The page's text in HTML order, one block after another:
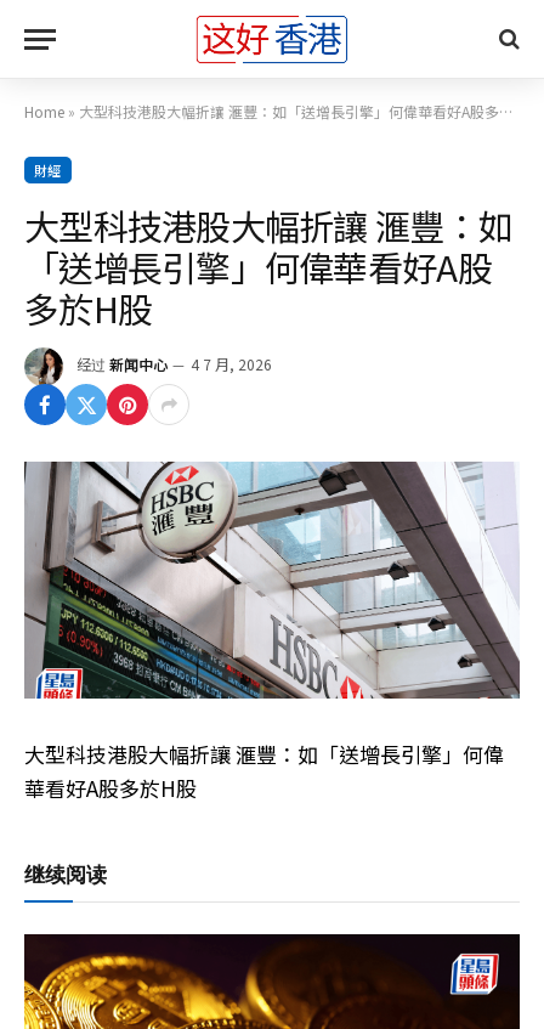
Home » 大型科技港股大幅折讓 滙豐：如「送增長引擎」何偉華看好A股多於H股
財經
大型科技港股大幅折讓 滙豐：如
「送增長引擎」何偉華看好A股
多於H股
经过 新闻中心 4 7 月, 2026
大型科技港股大幅折讓 滙豐：如「送增長引擎」何偉
華看好A股多於H股
继续阅读